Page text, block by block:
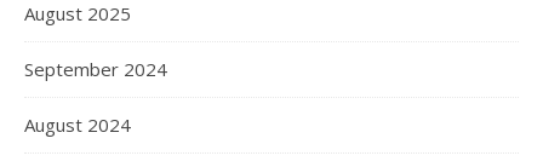
August 2025
September 2024
August 2024